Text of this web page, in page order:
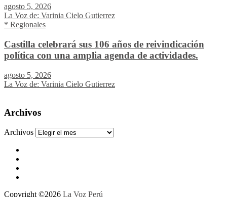
agosto 5, 2026
La Voz de: Varinia Cielo Gutierrez
* Regionales
Castilla celebrará sus 106 años de reivindicación
política con una amplia agenda de actividades.
agosto 5, 2026
La Voz de: Varinia Cielo Gutierrez
Archivos
Archivos
Copyright ©2026 La Voz Perú